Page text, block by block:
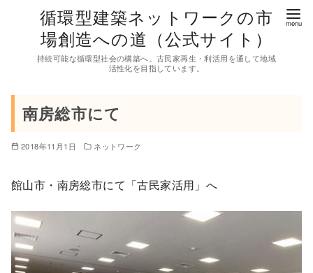
循環型建築ネットワークの市
場創造への道（公式サイト）
持続可能な循環型社会の構築へ。古民家再生・利活用を通して地域
活性化を目指しています。
南房総市にて
2018年11月1日 ネットワーク
館山市・南房総市にて「古民家活用」へ